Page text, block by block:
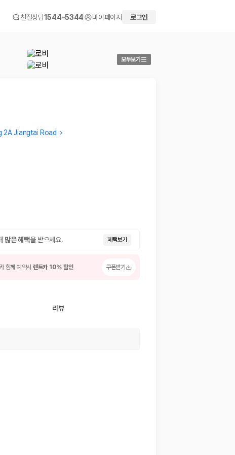
저렴한 차량을 고를 수 있습니다.
친절상담1544-5344 마이페이지 로그인
모두보기
2A Jiangtai Road
많은 혜택을 받으세요. 혜택보기
함께 예약시 렌트카 10% 할인 쿠폰받기
리뷰